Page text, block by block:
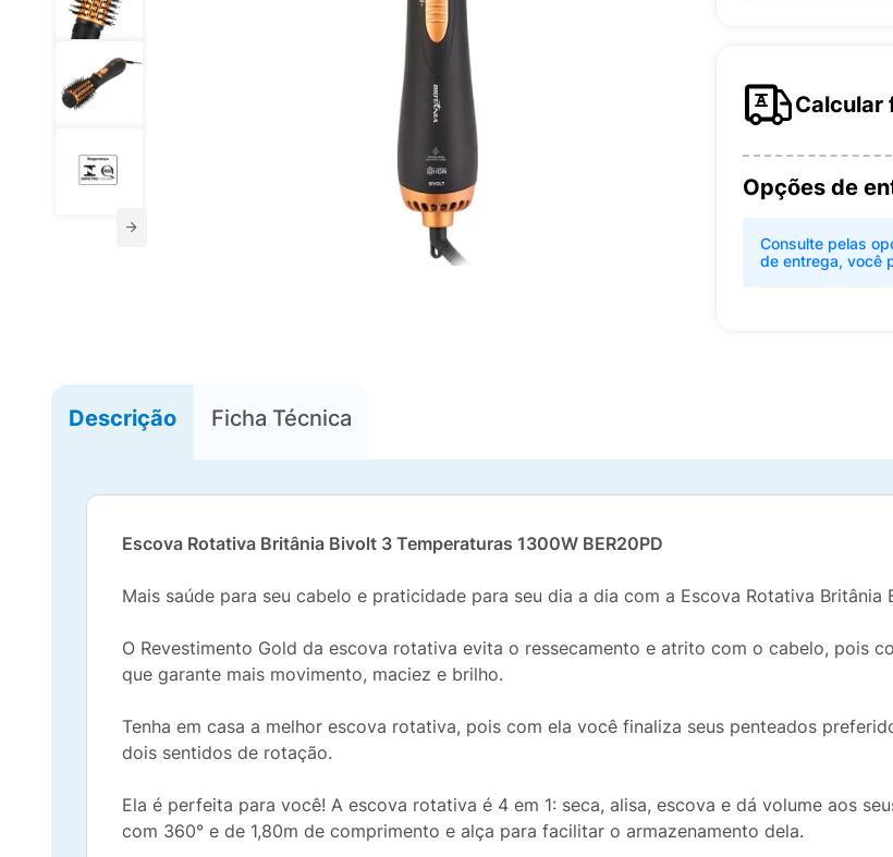
Calcular
Opções de
Consulte pelas
de entrega, você
Descrição Ficha Técnica
Escova Rotativa Britânia Bivolt 3 Temperaturas 1300W BER20PD
Mais saúde para seu cabelo e praticidade para seu dia a dia com a Escova Rotativa Britânia
O Revestimento Gold da escova rotativa evita o ressecamento e atrito com o cabelo, pois
que garante mais movimento, maciez e brilho.
Tenha em casa a melhor escova rotativa, pois com ela você finaliza seus penteados
dois sentidos de rotação.
Ela é perfeita para você! A escova rotativa é 4 em 1: seca, alisa, escova e dá volume aos
com 360° e de 1,80m de comprimento e alça para facilitar o armazenamento dela.